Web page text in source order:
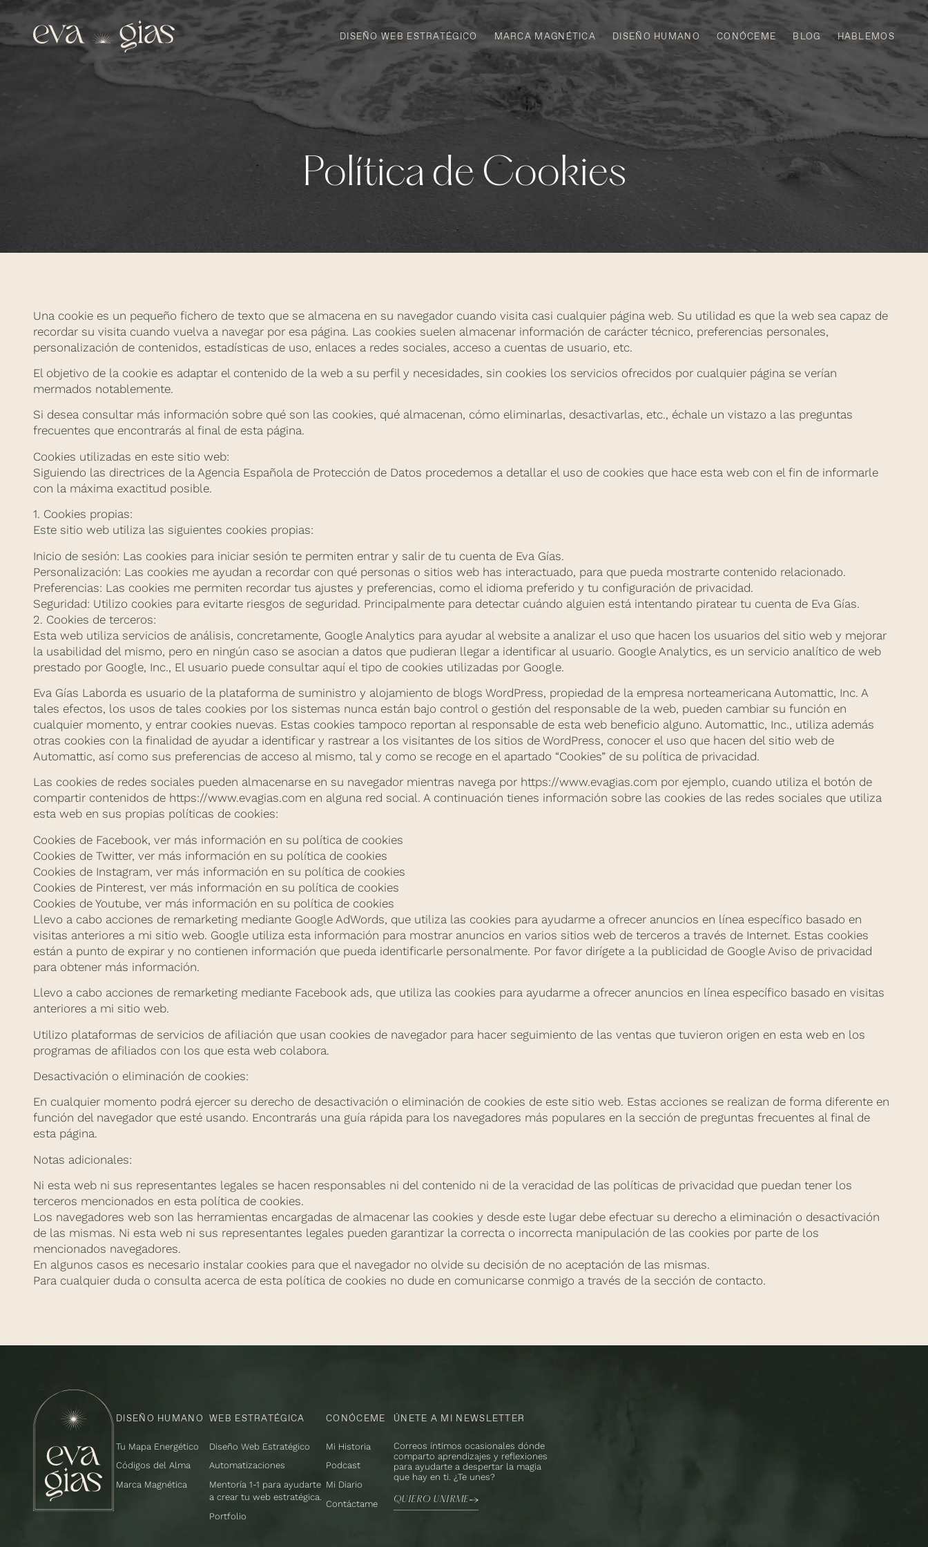
DISEÑO WEB ESTRATÉGICO MARCA MAGNÉTICA DISEÑO HUMANO CONÓCEME BLOG HABLEMOS
Política de Cookies
Una cookie es un pequeño fichero de texto que se almacena en su navegador cuando visita casi cualquier página web. Su utilidad es que la web sea capaz de
recordar su visita cuando vuelva a navegar por esa página. Las cookies suelen almacenar información de carácter técnico, preferencias personales,
personalización de contenidos, estadísticas de uso, enlaces a redes sociales, acceso a cuentas de usuario, etc.
El objetivo de la cookie es adaptar el contenido de la web a su perfil y necesidades, sin cookies los servicios ofrecidos por cualquier página se verían
mermados notablemente.
Si desea consultar más información sobre qué son las cookies, qué almacenan, cómo eliminarlas, desactivarlas, etc., échale un vistazo a las preguntas
frecuentes que encontrarás al final de esta página.
Cookies utilizadas en este sitio web:
Siguiendo las directrices de la Agencia Española de Protección de Datos procedemos a detallar el uso de cookies que hace esta web con el fin de informarle
con la máxima exactitud posible.
1. Cookies propias:
Este sitio web utiliza las siguientes cookies propias:
Inicio de sesión: Las cookies para iniciar sesión te permiten entrar y salir de tu cuenta de Eva Gías.
Personalización: Las cookies me ayudan a recordar con qué personas o sitios web has interactuado, para que pueda mostrarte contenido relacionado.
Preferencias: Las cookies me permiten recordar tus ajustes y preferencias, como el idioma preferido y tu configuración de privacidad.
Seguridad: Utilizo cookies para evitarte riesgos de seguridad. Principalmente para detectar cuándo alguien está intentando piratear tu cuenta de Eva Gías.
2. Cookies de terceros:
Esta web utiliza servicios de análisis, concretamente, Google Analytics para ayudar al website a analizar el uso que hacen los usuarios del sitio web y mejorar
la usabilidad del mismo, pero en ningún caso se asocian a datos que pudieran llegar a identificar al usuario. Google Analytics, es un servicio analítico de web
prestado por Google, Inc., El usuario puede consultar aquí el tipo de cookies utilizadas por Google.
Eva Gías Laborda es usuario de la plataforma de suministro y alojamiento de blogs WordPress, propiedad de la empresa norteamericana Automattic, Inc. A
tales efectos, los usos de tales cookies por los sistemas nunca están bajo control o gestión del responsable de la web, pueden cambiar su función en
cualquier momento, y entrar cookies nuevas. Estas cookies tampoco reportan al responsable de esta web beneficio alguno. Automattic, Inc., utiliza además
otras cookies con la finalidad de ayudar a identificar y rastrear a los visitantes de los sitios de WordPress, conocer el uso que hacen del sitio web de
Automattic, así como sus preferencias de acceso al mismo, tal y como se recoge en el apartado “Cookies” de su política de privacidad.
Las cookies de redes sociales pueden almacenarse en su navegador mientras navega por https://www.evagias.com por ejemplo, cuando utiliza el botón de
compartir contenidos de https://www.evagias.com en alguna red social. A continuación tienes información sobre las cookies de las redes sociales que utiliza
esta web en sus propias políticas de cookies:
Cookies de Facebook, ver más información en su política de cookies
Cookies de Twitter, ver más información en su política de cookies
Cookies de Instagram, ver más información en su política de cookies
Cookies de Pinterest, ver más información en su política de cookies
Cookies de Youtube, ver más información en su política de cookies
Llevo a cabo acciones de remarketing mediante Google AdWords, que utiliza las cookies para ayudarme a ofrecer anuncios en línea específico basado en
visitas anteriores a mi sitio web. Google utiliza esta información para mostrar anuncios en varios sitios web de terceros a través de Internet. Estas cookies
están a punto de expirar y no contienen información que pueda identificarle personalmente. Por favor dirígete a la publicidad de Google Aviso de privacidad
para obtener más información.
Llevo a cabo acciones de remarketing mediante Facebook ads, que utiliza las cookies para ayudarme a ofrecer anuncios en línea específico basado en visitas
anteriores a mi sitio web.
Utilizo plataformas de servicios de afiliación que usan cookies de navegador para hacer seguimiento de las ventas que tuvieron origen en esta web en los
programas de afiliados con los que esta web colabora.
Desactivación o eliminación de cookies:
En cualquier momento podrá ejercer su derecho de desactivación o eliminación de cookies de este sitio web. Estas acciones se realizan de forma diferente en
función del navegador que esté usando. Encontrarás una guía rápida para los navegadores más populares en la sección de preguntas frecuentes al final de
esta página.
Notas adicionales:
Ni esta web ni sus representantes legales se hacen responsables ni del contenido ni de la veracidad de las políticas de privacidad que puedan tener los
terceros mencionados en esta política de cookies.
Los navegadores web son las herramientas encargadas de almacenar las cookies y desde este lugar debe efectuar su derecho a eliminación o desactivación
de las mismas. Ni esta web ni sus representantes legales pueden garantizar la correcta o incorrecta manipulación de las cookies por parte de los
mencionados navegadores.
En algunos casos es necesario instalar cookies para que el navegador no olvide su decisión de no aceptación de las mismas.
Para cualquier duda o consulta acerca de esta política de cookies no dude en comunicarse conmigo a través de la sección de contacto.
DISEÑO HUMANO
Tu Mapa Energético
Códigos del Alma
Marca Magnética
WEB ESTRATÉGICA
Diseño Web Estratégico
Automatizaciones
Mentoría 1-1 para ayudarte
a crear tu web estratégica.
Portfolio
CONÓCEME
Mi Historia
Podcast
Mi Diario
Contáctame
ÚNETE A MI NEWSLETTER
Correos íntimos ocasionales dónde
comparto aprendizajes y reflexiones
para ayudarte a despertar la magia
que hay en ti. ¿Te unes?
QUIERO UNIRME